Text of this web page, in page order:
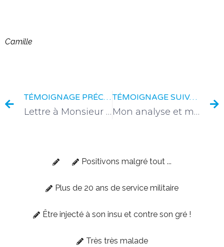
Camille
TÉMOIGNAGE PRÉCÉDENT
Lettre à Monsieur Gabriel Attal
TÉMOIGNAGE SUIVANT
Mon analyse et ma demande à vous qui me représentez
Positivons malgré tout ...
Plus de 20 ans de service militaire
Être injecté à son insu et contre son gré !
Très très malade